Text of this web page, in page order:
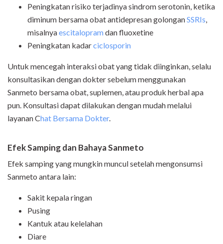
Peningkatan risiko terjadinya sindrom serotonin, ketika
diminum bersama obat antidepresan golonganSSRIs,
misalnyaescitalopramdan fluoxetine
Peningkatan kadarciclosporin
Untuk mencegah interaksi obat yang tidak diinginkan, selalu
konsultasikan dengan dokter sebelum menggunakan
Sanmeto bersama obat, suplemen, atau produk herbal apa
pun. Konsultasi dapat dilakukan dengan mudah melalui
layanan Chat Bersama Dokter.
Efek Samping dan Bahaya Sanmeto
Efek samping yang mungkin muncul setelah mengonsumsi
Sanmeto antara lain:
Sakit kepala ringan
Pusing
Kantuk atau kelelahan
Diare